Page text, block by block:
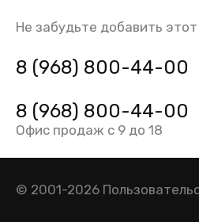
Не забудьте добавить
8 (968) 800-44-00
8 (968) 800-44-00
Офис продаж с 9 до 18
© 2001-2026